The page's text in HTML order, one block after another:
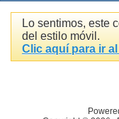
Lo sentimos, este
del estilo móvil.
Clic aquí para ir